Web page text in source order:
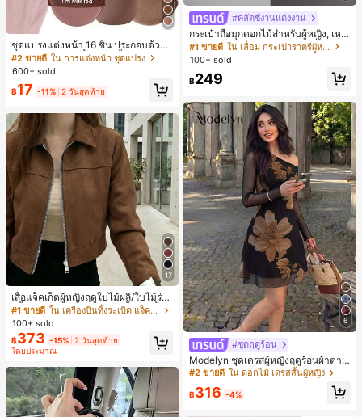
ชุดแปรงแต่งหน้า 16 ชิ้น ประกอบด้วยแ
ปรงแต่งหน้า 13 ชิ้น, ฟองน้ำแต่งหน้ารู
ปหยดน้ำ 1 ชิ้น, แปรงแป้งรองพื้นกลม 1
ชิ้น และฟองน้ำแต่งหน้ารูปสามเหลี่ยม
1 ชิ้น - ชุดคลาสสิก ทำจากขนสังเคราะ
ห์นุ่มและเป็นมิตรต่อผิว เหมาะสำหรับผู้
หญิงและเด็กผู้หญิง เหมาะสำหรับฤดูใบ
ไม้ร่วงและฤดูหนาว
#2 ขายดี ใน การแต่งหน้า ชุดแปรง
600+ sold
฿17 -11% 2 วันสุดท้าย
17
เสื้อแจ็คเก็ตผู้หญิงฤดูใบไม้ผลิ/ใบไม้ร่วง
สีพื้น หนังเทียม สไตล์ปกคอเสื้อ ซิปขึ้น
แขนยาว สไตล์ลำลอง วิทยาลัย สนามบิ
น เสื้อนอก สีน้ำตาล สไตล์สบายๆ ฤดูใบ
ไม้ร่วง
#1 ขายดี
ใน เครื่องบินทิ้งระเบิด แจ็คเก็ตผู้หญิง
100+ sold
฿373 -15% 2 วันสุดท้าย
โดยประมาณ
#คลัตช์งานแต่งงาน
กระเป๋าถือมุกดอกไม้สำหรับผู้หญิง, เหม
าะสำหรับชุดราตรี, ชุดบอล, เครื่องประ
ดับงานแต่งงาน, กระเป๋าสตางค์สุภาพส
สุ่ม)
#1 ขายดี
ใน เลื่อม กระเป๋าราตรีผู้หญิง
100+ sold
฿249
6
#ชุดฤดูร้อน
Modelyn ชุดเดรสผู้หญิงฤดูร้อนผ้าตาข่
ายพิมพ์ลาย คอไม่สมมาตร จับจีบ หรูหร
#2 ขายดี ใน ดอกไม้ เดรสสั้นผู้หญิง
฿316 -4%